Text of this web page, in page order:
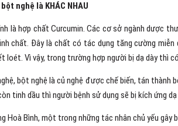
nghệ là KHÁC NHAU
là hợp chất Curcumin. Các cơ sở ngành dược
chất. Đây là chất có tác dụng tăng cường
loét. Vì vậy, trong trường hợp người bị dạ dày thì
bột nghệ là củ nghệ được chế biến, tán thành
tinh dầu thì người bệnh sử dụng sẽ bị kích ứng
Hoà Bình, một trong những tác nhân chủ yếu gây